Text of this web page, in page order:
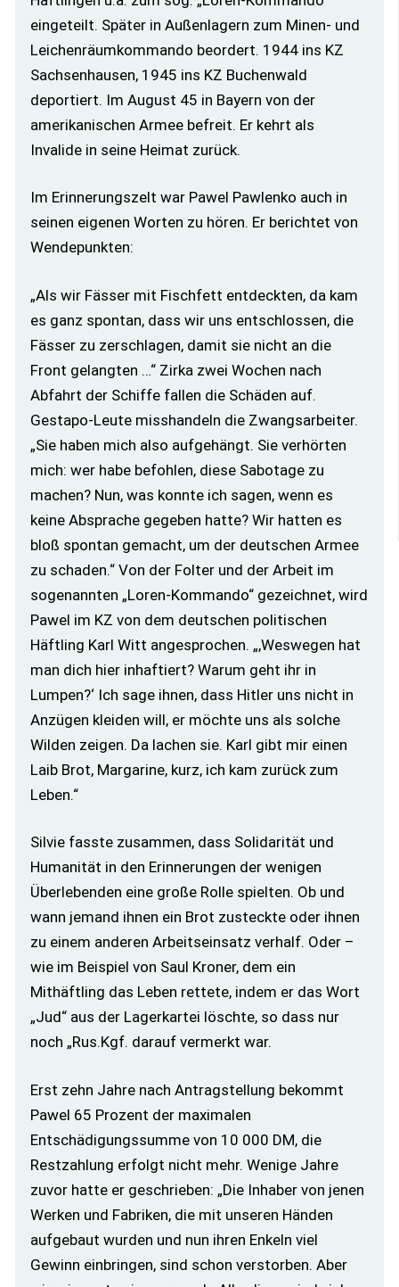
eingeteilt. Später in Außenlagern zum Minen- und
Leichenräumkommando beordert. 1944 ins KZ
Sachsenhausen, 1945 ins KZ Buchenwald
deportiert. Im August 45 in Bayern von der
amerikanischen Armee befreit. Er kehrt als
Invalide in seine Heimat zurück.
Im Erinnerungszelt war Pawel Pawlenko auch in
seinen eigenen Worten zu hören. Er berichtet von
Wendepunkten:
„Als wir Fässer mit Fischfett entdeckten, da kam
es ganz spontan, dass wir uns entschlossen, die
Fässer zu zerschlagen, damit sie nicht an die
Front gelangten …“ Zirka zwei Wochen nach
Abfahrt der Schiffe fallen die Schäden auf.
Gestapo-Leute misshandeln die Zwangsarbeiter.
„Sie haben mich also aufgehängt. Sie verhörten
mich: wer habe befohlen, diese Sabotage zu
machen? Nun, was konnte ich sagen, wenn es
keine Absprache gegeben hatte? Wir hatten es
bloß spontan gemacht, um der deutschen Armee
zu schaden.“ Von der Folter und der Arbeit im
sogenannten „Loren-Kommando“ gezeichnet, wird
Pawel im KZ von dem deutschen politischen
Häftling Karl Witt angesprochen. „,Weswegen hat
man dich hier inhaftiert? Warum geht ihr in
Lumpen?‘ Ich sage ihnen, dass Hitler uns nicht in
Anzügen kleiden will, er möchte uns als solche
Wilden zeigen. Da lachen sie. Karl gibt mir einen
Laib Brot, Margarine, kurz, ich kam zurück zum
Leben.“
Silvie fasste zusammen, dass Solidarität und
Humanität in den Erinnerungen der wenigen
Überlebenden eine große Rolle spielten. Ob und
wann jemand ihnen ein Brot zusteckte oder ihnen
zu einem anderen Arbeitseinsatz verhalf. Oder –
wie im Beispiel von Saul Kroner, dem ein
Mithäftling das Leben rettete, indem er das Wort
„Jud“ aus der Lagerkartei löschte, so dass nur
noch „Rus.Kgf. darauf vermerkt war.
Erst zehn Jahre nach Antragstellung bekommt
Pawel 65 Prozent der maximalen
Entschädigungssumme von 10 000 DM, die
Restzahlung erfolgt nicht mehr. Wenige Jahre
zuvor hatte er geschrieben: „Die Inhaber von jenen
Werken und Fabriken, die mit unseren Händen
aufgebaut wurden und nun ihren Enkeln viel
Gewinn einbringen, sind schon verstorben. Aber